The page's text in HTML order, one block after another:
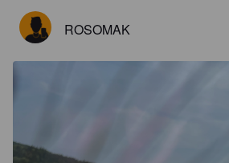
ROSOMAK